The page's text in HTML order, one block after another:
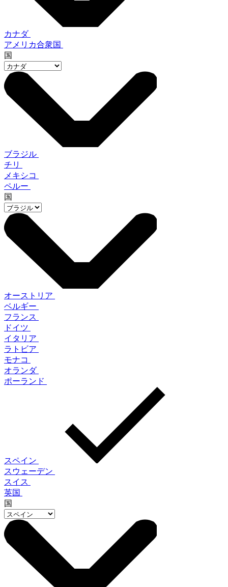
カナダ
アメリカ合衆国
国
ブラジル
チリ
メキシコ
ペルー
国
オーストリア
ベルギー
フランス
ドイツ
イタリア
ラトビア
モナコ
オランダ
ポーランド
スペイン
スウェーデン
スイス
英国
国